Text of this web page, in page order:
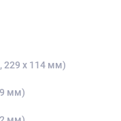
229 х 114 мм)
мм)